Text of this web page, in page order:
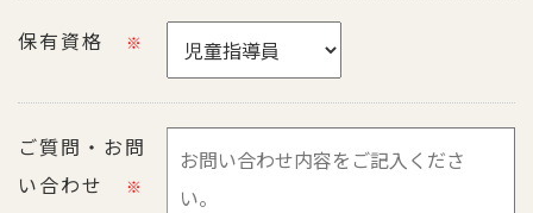
保有資格 ※
ご質問・お問
い合わせ
※